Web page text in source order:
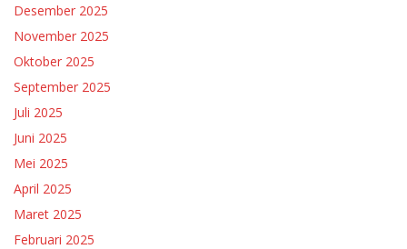
Desember 2025
November 2025
Oktober 2025
September 2025
Juli 2025
Juni 2025
Mei 2025
April 2025
Maret 2025
Februari 2025